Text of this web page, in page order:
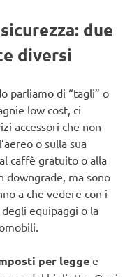
due
diversi
parliamo di “tagli” o
low cost, ci
accessori che non
o sulla sua
caffè gratuito o alla
downgrade, ma sono
a che vedere con i
equipaggi o la
per leggee